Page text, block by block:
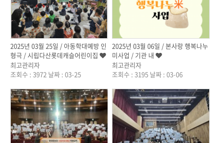
2025년 03월 25일 / 아동학대예방 인
형극 / 시립다산롯데캐슬어린이집
최고관리자
조회수 : 3972 날짜 : 03-25
2025년 03월 06일 / 본사랑 행복나누
미사업 / 기관 내
최고관리자
조회수 : 3195 날짜 : 03-06
작성자 작성자